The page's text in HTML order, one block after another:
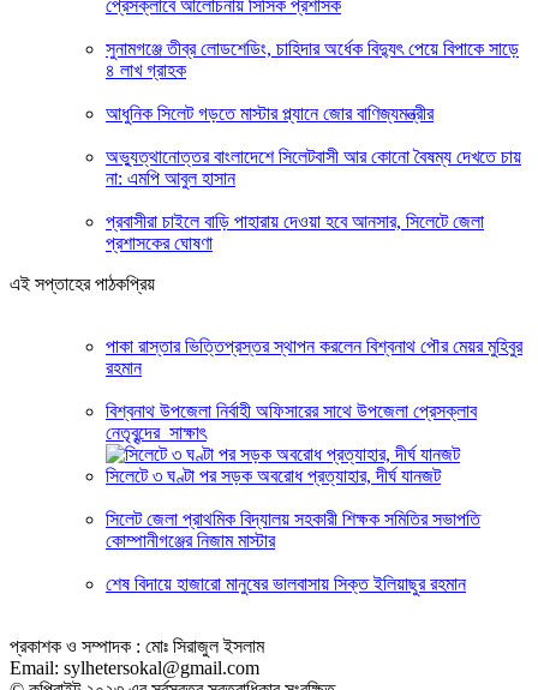
প্রেসক্লাবে আলোচনায় সিসিক প্রশাসক
সুনামগঞ্জে তীব্র লোডশেডিং, চাহিদার অর্ধেক বিদ্যুৎ পেয়ে বিপাকে সাড়ে
৪ লাখ গ্রাহক
আধুনিক সিলেট গড়তে মাস্টার প্ল্যানে জোর বাণিজ্যমন্ত্রীর
অভ্যুত্থানোত্তর বাংলাদেশে সিলেটবাসী আর কোনো বৈষম্য দেখতে চায়
না: এমপি আবুল হাসান
প্রবাসীরা চাইলে বাড়ি পাহারায় দেওয়া হবে আনসার, সিলেটে জেলা
প্রশাসকের ঘোষণা
এই সপ্তাহের পাঠকপ্রিয়
পাকা রাস্তার ভিত্তিপ্রস্তর স্থাপন করলেন বিশ্বনাথ পৌর মেয়র মুহিবুর
রহমান
বিশ্বনাথ উপজেলা নির্বাহী অফিসারের সাথে উপজেলা প্রেসক্লাব
নেতৃবৃন্দের সাক্ষাৎ
সিলেটে ৩ ঘণ্টা পর সড়ক অবরোধ প্রত্যাহার, দীর্ঘ যানজট
সিলেট জেলা প্রাথমিক বিদ্যালয় সহকারী শিক্ষক সমিতির সভাপতি
কোম্পানীগঞ্জের নিজাম মাস্টার
শেষ বিদায়ে হাজারো মানুষের ভালবাসায় সিক্ত ইলিয়াছুর রহমান
প্রকাশক ও সম্পাদক : মোঃ সিরাজুল ইসলাম
Email: sylhetersokal@gmail.com